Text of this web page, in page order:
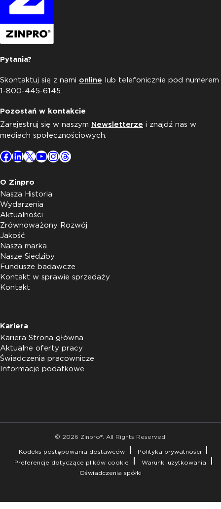
Pytania?
Skontaktuj się z nami online lub telefonicznie pod numerem
1-800-445-6145.
Pozostań w kontakcie
Zarejestruj się w naszym Newsletterze i znajdź nas w
mediach społecznościowych.
Facebook
LinkedIn
X YouTube
Instagram
Threads
O Zinpro
Nasza Historia
Wydarzenia
Aktualności
Zrównoważony Rozwój
Jakość
Nasza marka
Nasze Siedziby
Fundusze badawcze
Kontakt w sprawie sprzedaży
Kontakt
Kariera
Kariera Strona główna
Aktualne oferty pracy
Świadczenia pracownicze
Informacje podatkowe
© 2026 Zinpro®. All Rights Reserved.
Kodeks postępowania dostawców
Polityka prywatności
Preferencje dotyczące plików cookie
Warunki użytkowania
Oświadczenia spółki